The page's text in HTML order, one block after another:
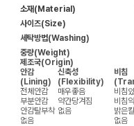
소재(Material)
사이즈(Size)
세탁방법(Washing)
중량(Weight)
제조국(Origin)
안감
(Lining)
신축성
(Flexibility)
비침
전체안감
매우좋음 비침
부분안감
약간당겨짐 비침
안감탈부착 없음 밝은
없음
없음